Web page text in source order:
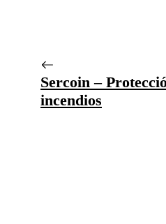
Sercoin –
incendios